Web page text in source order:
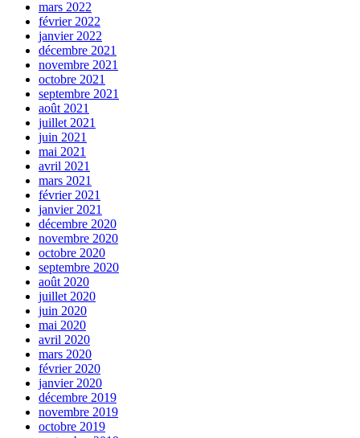
mars 2022
février 2022
janvier 2022
décembre 2021
novembre 2021
octobre 2021
septembre 2021
août 2021
juillet 2021
juin 2021
mai 2021
avril 2021
mars 2021
février 2021
janvier 2021
décembre 2020
novembre 2020
octobre 2020
septembre 2020
août 2020
juillet 2020
juin 2020
mai 2020
avril 2020
mars 2020
février 2020
janvier 2020
décembre 2019
novembre 2019
octobre 2019